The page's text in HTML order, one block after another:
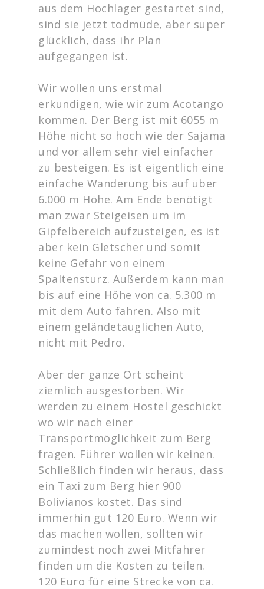
aus dem Hochlager gestartet sind,
sind sie jetzt todmüde, aber super
glücklich, dass ihr Plan
aufgegangen ist.
Wir wollen uns erstmal
erkundigen, wie wir zum Acotango
kommen. Der Berg ist mit 6055 m
Höhe nicht so hoch wie der Sajama
und vor allem sehr viel einfacher
zu besteigen. Es ist eigentlich eine
einfache Wanderung bis auf über
6.000 m Höhe. Am Ende benötigt
man zwar Steigeisen um im
Gipfelbereich aufzusteigen, es ist
aber kein Gletscher und somit
keine Gefahr von einem
Spaltensturz. Außerdem kann man
bis auf eine Höhe von ca. 5.300 m
mit dem Auto fahren. Also mit
einem geländetauglichen Auto,
nicht mit Pedro.
Aber der ganze Ort scheint
ziemlich ausgestorben. Wir
werden zu einem Hostel geschickt
wo wir nach einer
Transportmöglichkeit zum Berg
fragen. Führer wollen wir keinen.
Schließlich finden wir heraus, dass
ein Taxi zum Berg hier 900
Bolivianos kostet. Das sind
immerhin gut 120 Euro. Wenn wir
das machen wollen, sollten wir
zumindest noch zwei Mitfahrer
finden um die Kosten zu teilen.
120 Euro für eine Strecke von ca.